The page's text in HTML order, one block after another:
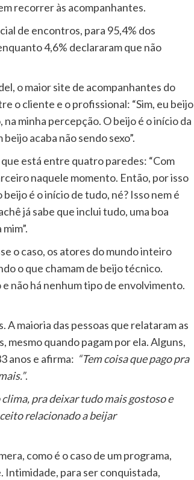
recorrer às acompanhantes.
de encontros, para 95,4% dos
4,6% declararam que não
o maior site de acompanhantes do
o cliente e o profissional: “Sim, eu beijo
minha percepção. O beijo é o início da
acaba não sendo sexo”.
está entre quatro paredes: “Com
naquele momento. Então, por isso
é o início de tudo, né? Isso nem é
já sabe que inclui tudo, uma boa
o caso, os atores do mundo inteiro
o que chamam de beijo técnico.
não há nenhum tipo de envolvimento.
maioria das pessoas que relataram as
mesmo quando pagam por ela. Alguns,
anos e afirma: “Tem coisa que pago pra
.
pra deixar tudo mais gostoso e
relacionado a beijar
como é o caso de um programa,
Intimidade, para ser conquistada,